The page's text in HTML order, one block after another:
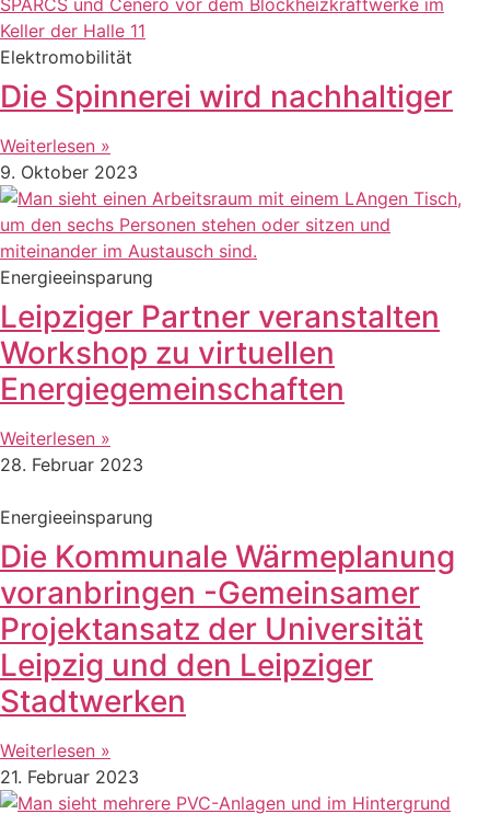
Elektromobilität
Die Spinnerei wird nachhaltiger
Weiterlesen »
9. Oktober 2023
Energieeinsparung
Leipziger Partner veranstalten
Workshop zu virtuellen
Energiegemeinschaften
Weiterlesen »
28. Februar 2023
Energieeinsparung
Die Kommunale Wärmeplanung
voranbringen -Gemeinsamer
Projektansatz der Universität
Leipzig und den Leipziger
Stadtwerken
Weiterlesen »
21. Februar 2023